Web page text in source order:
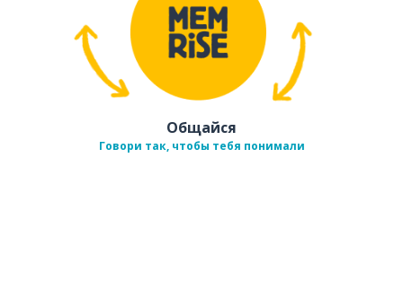
Общайся
Говори так, чтобы тебя понимали